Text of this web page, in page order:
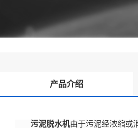
产品介绍
污泥脱水机由于污泥经浓缩或